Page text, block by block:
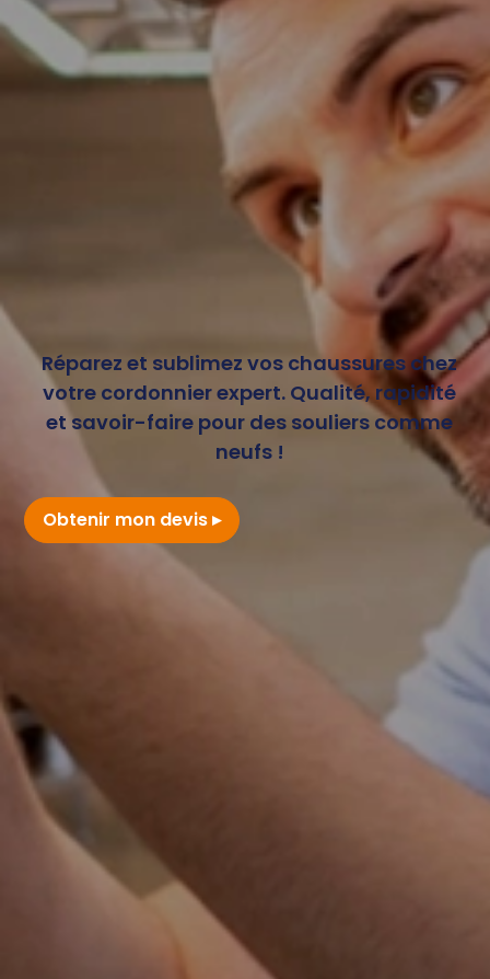
Réparez et sublimez vos chaussures chez
votre cordonnier expert. Qualité, rapidité
et savoir-faire pour des souliers comme
neufs !
Obtenir mon devis